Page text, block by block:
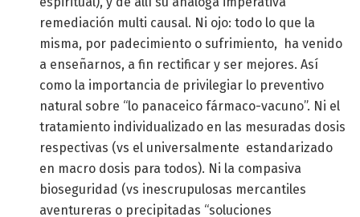
remediación multi causal. Ni ojo: todo lo que la
misma, por padecimiento o sufrimiento, ha venido
a enseñarnos, a fin rectificar y ser mejores. Así
como la importancia de privilegiar lo preventivo
natural sobre “lo panaceico fármaco-vacuno”. Ni el
tratamiento individualizado en las mesuradas dosis
respectivas (vs el universalmente estandarizado
en macro dosis para todos). Ni la compasiva
bioseguridad (vs inescrupulosas mercantiles
aventureras o precipitadas “soluciones